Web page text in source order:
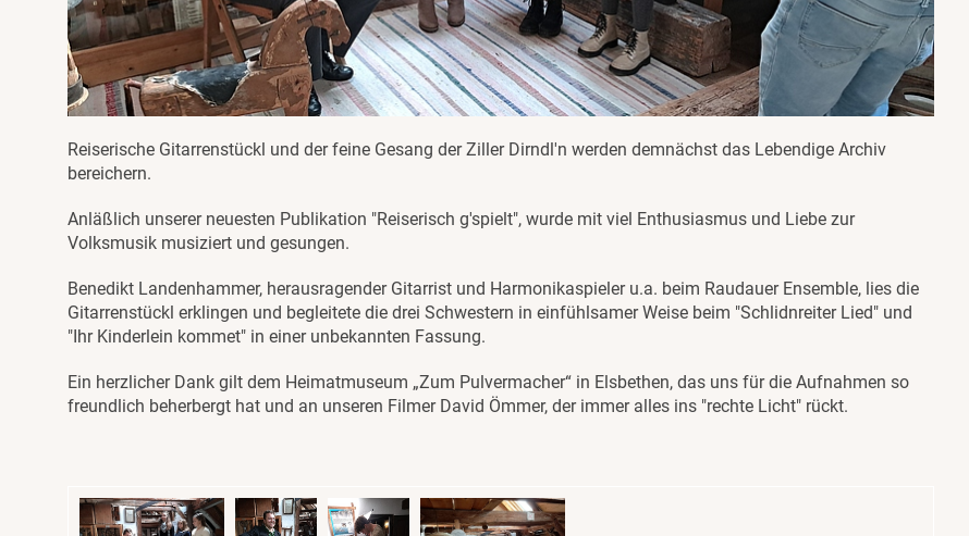
Reiserische Gitarrenstückl und der feine Gesang der Ziller Dirndl'n werden demnächst das Lebendige Archiv
bereichern.
Anläßlich unserer neuesten Publikation "Reiserisch g'spielt", wurde mit viel Enthusiasmus und Liebe zur
Volksmusik musiziert und gesungen.
Benedikt Landenhammer, herausragender Gitarrist und Harmonikaspieler u.a. beim Raudauer Ensemble, lies die
Gitarrenstückl erklingen und begleitete die drei Schwestern in einfühlsamer Weise beim "Schlidnreiter Lied" und
"Ihr Kinderlein kommet" in einer unbekannten Fassung.
Ein herzlicher Dank gilt dem Heimatmuseum „Zum Pulvermacher“ in Elsbethen, das uns für die Aufnahmen so
freundlich beherbergt hat und an unseren Filmer David Ömmer, der immer alles ins "rechte Licht" rückt.